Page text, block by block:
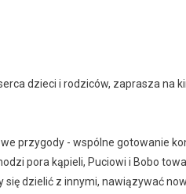
dzieci i rodziców, zaprasza na
przygody - wspólne gotowanie
pora kąpieli, Puciowi i Bobo
dzielić z innymi, nawiązywać